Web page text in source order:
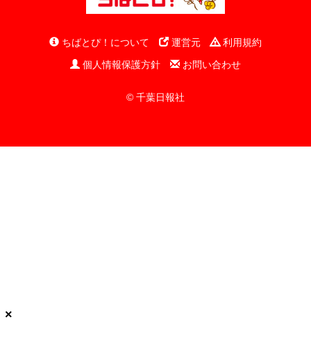
ちばとぴ！について 運営元
利用規約
個人情報保護方針
お問い合わせ
© 千葉日報社
×